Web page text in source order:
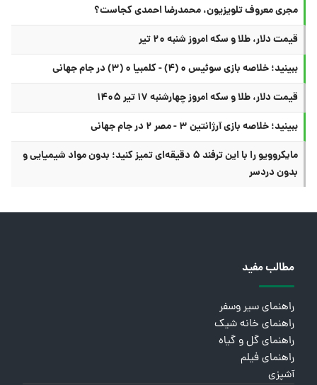
مجری معروف تلویزیون، محمدرضا احمدی کجاست؟
قیمت دلار، طلا و سکه امروز شنبه ۲۰ تیر
ببینید؛ خلاصه بازی سوئیس ۰ (۴) - کلمبیا ۰ (۳) در جام جهانی
قیمت دلار، طلا و سکه امروز چهارشنبه ۱۷ تیر ۱۴۰۵
ببینید؛ خلاصه بازی آرژانتین ۳ - مصر ۲ در جام جهانی
مایکروویو را با این ترفند ۵ دقیقه‌ای تمیز کنید؛ بدون مواد شیمیایی و
بدون دردسر
مطالب مفید
راهنمای سیر وسفر
راهنمای خانه شیک
راهنمای گل و گیاه
راهنمای فیلم
آشپزی